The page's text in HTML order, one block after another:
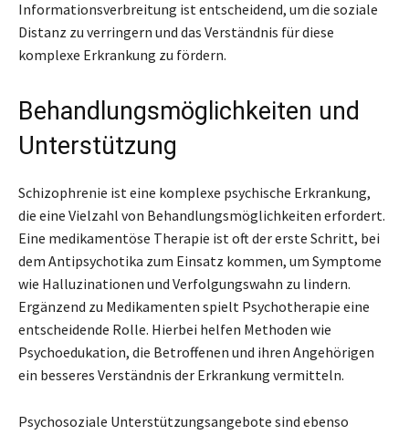
Informationsverbreitung ist entscheidend, um die soziale
Distanz zu verringern und das Verständnis für diese
komplexe Erkrankung zu fördern.
Behandlungsmöglichkeiten und
Unterstützung
Schizophrenie ist eine komplexe psychische Erkrankung,
die eine Vielzahl von Behandlungsmöglichkeiten erfordert.
Eine medikamentöse Therapie ist oft der erste Schritt, bei
dem Antipsychotika zum Einsatz kommen, um Symptome
wie Halluzinationen und Verfolgungswahn zu lindern.
Ergänzend zu Medikamenten spielt Psychotherapie eine
entscheidende Rolle. Hierbei helfen Methoden wie
Psychoedukation, die Betroffenen und ihren Angehörigen
ein besseres Verständnis der Erkrankung vermitteln.
Psychosoziale Unterstützungsangebote sind ebenso